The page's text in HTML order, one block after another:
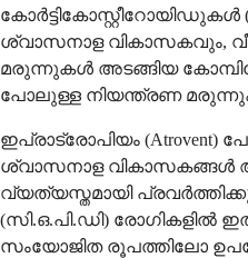
കോർട്ടികോസ്റ്റീറോയിഡുകൾ
ശ്വാസനാള വികാസകവും,
മരുന്നുകൾ അടങ്ങിയ
പോലുള്ള നിയന്ത്രണ മരുന്നുകൾ
ഇപ്രാട്രോപിയം (Atrovent)
ശ്വാസനാള വികാസകങ്ങൾ
വ്യത്യസ്തമായി
(സി.ഒ.പി.ഡി) രോഗികളിൽ
സംയോജിത രൂപത്തിലോ